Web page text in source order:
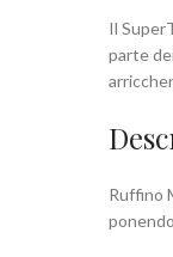
Il
parte
Ruffino